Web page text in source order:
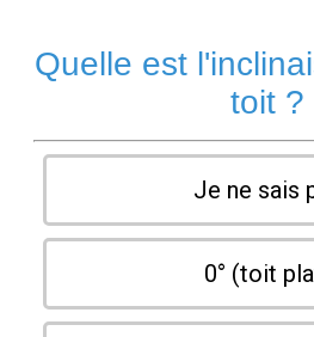
Quelle est
toit ?
Je ne sais
0° (toit